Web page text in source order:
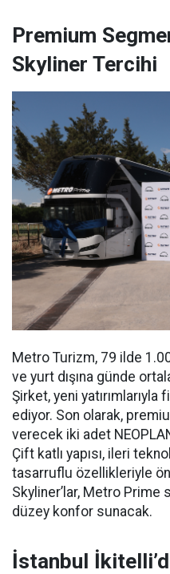
Premium
Skyliner Tercihi
Metro Turizm, 79 ilde
ve yurt dışına günde
Şirket, yeni
ediyor. Son olarak,
verecek iki adet
Çift katlı yapısı, ileri
tasarruflu özellikleriyle
Skyliner’lar, Metro
düzey konfor sunacak.
İstanbul